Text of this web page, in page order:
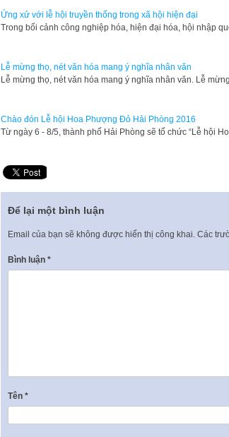
Ứng xử với lễ hội truyền thống trong xã hội hiện đại
Trong bối cảnh công nghiệp hóa, hiện đại hóa, hội nhập
Lễ mừng thọ, nét văn hóa mang ý nghĩa nhân văn
Lễ mừng thọ, nét văn hóa mang ý nghĩa nhân văn. Lễ
Chào đón Lễ hội Hoa Phượng Đỏ Hải Phòng 2016
Từ ngày 6 - 8/5, thành phố Hải Phòng sẽ tổ chức “Lễ hội
Để lại một bình luận
Email của bạn sẽ không được hiển thị công khai. Các
Bình luận *
Tên *